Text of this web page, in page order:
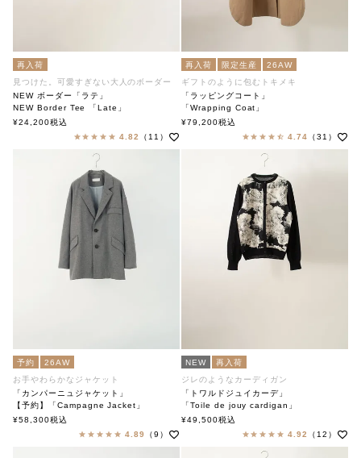
再入荷
見つけた。可愛すぎない大人のボーダー
NEW ボーダー「ラテ」
NEW Border Tee 「Late」
soutiencollar（ステンカラー）
¥24,200税込
4.82
（11）
再入荷 限定生産
26AW
ギフトのように包むトキメキ
「ラッピングコート」
「Wrapping Coat」
soutiencollar（ステンカラー）
¥79,200税込
4.74
（31）
予約
26AW
お手やわらかなジャケット
「カンパーニュジャケット」
【予約】「Campagne Jacket」
soutiencollar（ステンカラー）
¥58,300税込
4.89
（9）
NEW
再入荷
ジレのようなカーディガン
「トワルドジュイカーデ」
「Toile de jouy cardigan」
soutiencollar（ステンカラー）
¥49,500税込
4.92
（12）